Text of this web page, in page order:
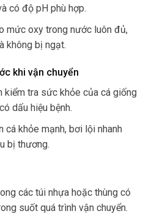
có độ pH phù hợp.
mức oxy trong nước luôn đủ,
không bị ngạt.
khi vận chuyển
kiểm tra sức khỏe của cá giống
dấu hiệu bệnh.
cá khỏe mạnh, bơi lội nhanh
bị thương.
các túi nhựa hoặc thùng có
suốt quá trình vận chuyển.